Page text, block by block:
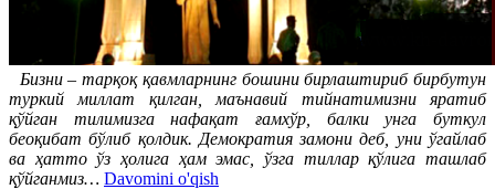
Бизни – тарқоқ қавмларнинг бошини бирлаштириб бирбутун
туркий миллат қилган, маънавий тийнатимизни яратиб
қўйган тилимизга нафақат ғамхўр, балки унга буткул
беоқибат бўлиб қолдик. Демократия замони деб, уни ўгайлаб
ва ҳатто ўз ҳолига ҳам эмас, ўзга тиллар қўлига ташлаб
қўйганмиз… Davomini o'qish